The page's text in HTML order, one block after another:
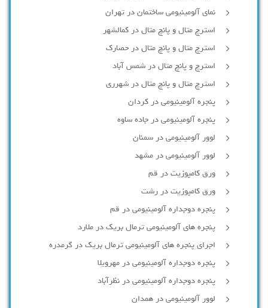
نمای آلومینیومی ساختمان در تهران
استرچ متال و پانچ متال در کمالشهر
استرچ متال و پانچ متال در حصارك
استرچ و پانچ متال در شمس آباد
استرچ متال و پانچ متال در شهرری
پنجره آلومینیومی در کردان
پنجره آلومینیومی در جاده ساوه
لوور آلومینیومی در سمنان
لوور آلومینیومی در مشهد
ورق کامپوزیت در قم
ورق کامپوزیت در رشت
پنجره دوجداره آلومينيومی در قم
پنجره های آلومینیومی ترمال بریک در ملارد
اجرای پنجره های آلومینیومی ترمال بریک در گرمدره
پنجره دوجداره آلومینیومی در مهرویلا
پنجره دوجداره آلومینیومی در نظرآباد
لوور آلومینیومی در همدان